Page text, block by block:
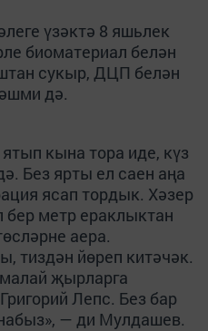
үзәктә 8 яшьлек
биоматериал белән
сукыр, ДЦП белән
дә.
кына тора иде, күз
Без ярты ел саен аңа
ясап тордык. Хәзер
бер метр ераклыктан
аера.
тиздән йөреп китәчәк.
җырларга
Лепс. Без бар
— ди Мулдашев.